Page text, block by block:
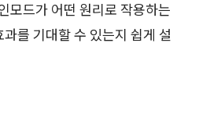
모드가 어떤 원리로 작용하는
를 기대할 수 있는지 쉽게 설